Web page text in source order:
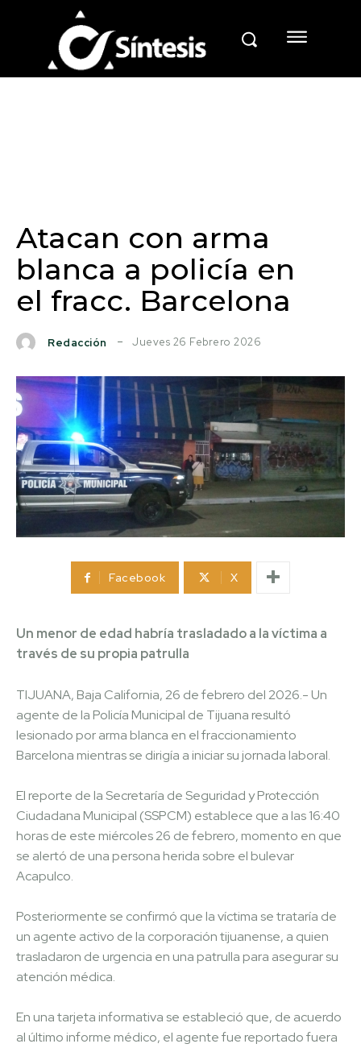
Atacan con arma
blanca a policía en
el fracc. Barcelona
Redacción Jueves 26 Febrero 2026
Facebook X
Un menor de edad habría trasladado a la víctima a
través de su propia patrulla
TIJUANA, Baja California, 26 de febrero del 2026.- Un
agente de la Policía Municipal de Tijuana resultó
lesionado por arma blanca en el fraccionamiento
Barcelona mientras se dirigía a iniciar su jornada laboral.
El reporte de la Secretaría de Seguridad y Protección
Ciudadana Municipal (SSPCM) establece que a las 16:40
horas de este miércoles 26 de febrero, momento en que
se alertó de una persona herida sobre el bulevar
Acapulco.
Posteriormente se confirmó que la víctima se trataría de
un agente activo de la corporación tijuanense, a quien
trasladaron de urgencia en una patrulla para asegurar su
atención médica.
En una tarjeta informativa se estableció que, de acuerdo
al último informe médico, el agente fue reportado fuera